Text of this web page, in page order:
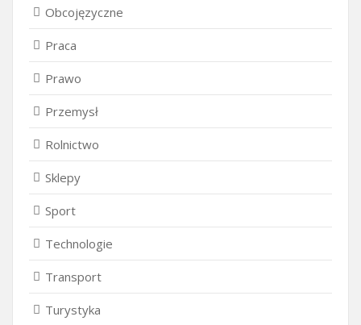
Obcojęzyczne
Praca
Prawo
Przemysł
Rolnictwo
Sklepy
Sport
Technologie
Transport
Turystyka